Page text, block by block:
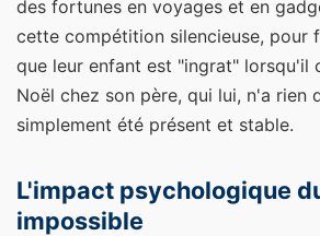
des fortunes en voyages et en
cette compétition silencieuse, pour
que leur enfant est "ingrat" lorsqu'il
Noël chez son père, qui lui, n'a rien
simplement été présent et stable.
L'impact psychologique
impossible